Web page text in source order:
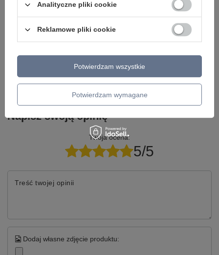
chcesz lepszą cenę?
Napisz do nas - doradzimy, odpowiemy
dopasowaną do Ciebie..
Napisz do nas
Napisz swoją opinię
Twoja ocena:
5/5
Treść twojej opinii
Dodaj własne zdjęcie produktu:
Analityczne pliki cookie
Reklamowe pliki cookie
Potwierdzam wymagane
Potwierdzam wszystkie